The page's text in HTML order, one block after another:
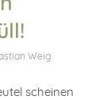
Weig
scheinen